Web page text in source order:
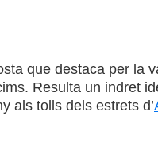
que destaca per la
Resulta un indret
als tolls dels estrets d’